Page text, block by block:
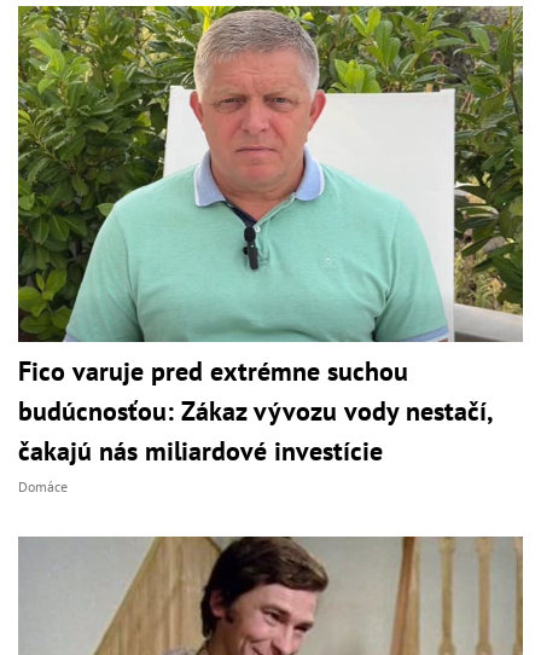
Fico varuje pred extrémne suchou
budúcnosťou: Zákaz vývozu vody nestačí,
čakajú nás miliardové investície
Domáce